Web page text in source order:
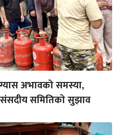
अभावको समस्या,
संसदीय समितिको सुझाव